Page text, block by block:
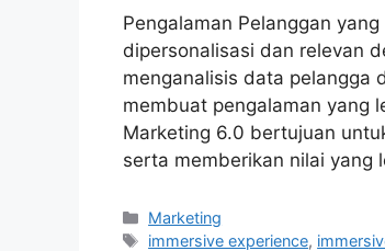
Pengalaman Pelanggan
dipersonalisasi dan relevan
menganalisis data pelangga
membuat pengalaman yang
Marketing 6.0 bertujuan
serta memberikan nilai yang
Marketing
immersive experience,